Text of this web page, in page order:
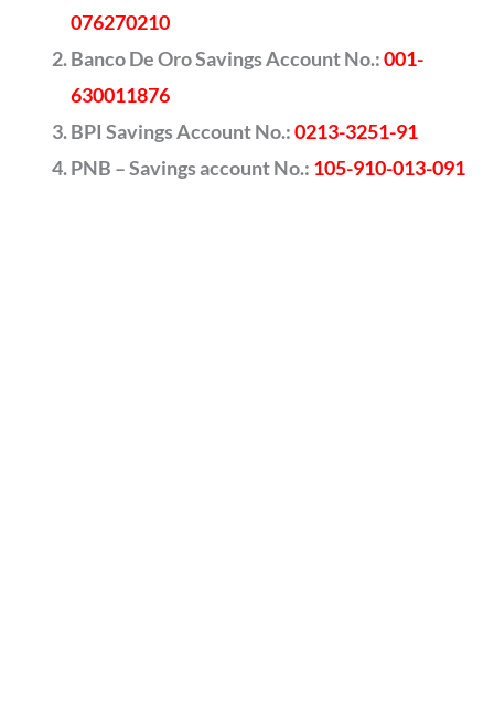
076270210
Banco De Oro Savings Account No.:001-
630011876
BPI Savings Account No.:0213-3251-91
PNB – Savings account No.: 105-910-013-091